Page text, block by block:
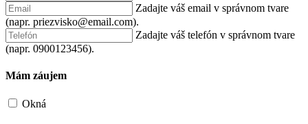
Zadajte váš email v správnom tvare
(napr. priezvisko@email.com).
Zadajte váš telefón v správnom tvare
(napr. 0900123456).
Mám záujem
Okná